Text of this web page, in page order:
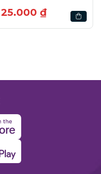
25.000 ₫